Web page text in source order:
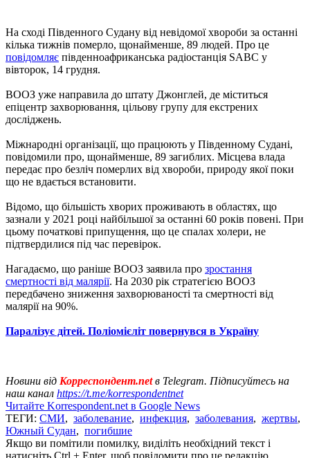
На сході Південного Судану від невідомої хвороби за останні
кілька тижнів померло, щонайменше, 89 людей. Про це
повідомляє південноафриканська радіостанція SABC у
вівторок, 14 грудня.
ВООЗ уже направила до штату Джонглей, де міститься
епіцентр захворювання, цільову групу для екстрених
досліджень.
Міжнародні організації, що працюють у Південному Судані,
повідомили про, щонайменше, 89 загиблих. Місцева влада
передає про безліч померлих від хвороби, природу якої поки
що не вдається встановити.
Відомо, що більшість хворих проживають в областях, що
зазнали у 2021 році найбільшої за останні 60 років повені. При
цьому початкові припущення, що це спалах холери, не
підтвердилися під час перевірок.
Нагадаємо, що раніше ВООЗ заявила про зростання
смертності від малярії. На 2030 рік стратегією ВООЗ
передбачено зниження захворюваності та смертності від
малярії на 90%.
Паралізує дітей. Поліомієліт повернувся в Україну
Новини від Корреспондент.netв Telegram. Підписуйтесь на
наш канал https://t.me/korrespondentnet
Читайте Korrespondent.net в Google News
ТЕГИ: СМИ, заболевание, инфекция, заболевания, жертвы,
Южный Судан, погибшие
Якщо ви помітили помилку, виділіть необхідний текст і
натисніть Ctrl + Enter, щоб повідомити про це редакцію.